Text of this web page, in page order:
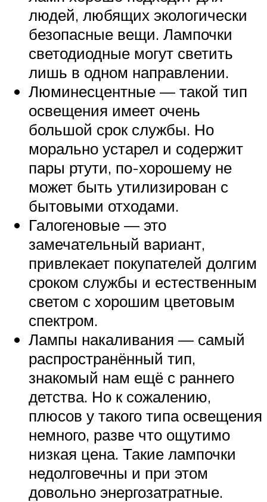
людей, любящих экологически
безопасные вещи. Лампочки
светодиодные могут светить
лишь в одном направлении.
Люминесцентные — такой тип
освещения имеет очень
большой срок службы. Но
морально устарел и содержит
пары ртути, по-хорошему не
может быть утилизирован с
бытовыми отходами.
Галогеновые — это
замечательный вариант,
привлекает покупателей долгим
сроком службы и естественным
светом с хорошим цветовым
спектром.
Лампы накаливания — самый
распространённый тип,
знакомый нам ещё с раннего
детства. Но к сожалению,
плюсов у такого типа освещения
немного, разве что ощутимо
низкая цена. Такие лампочки
недолговечны и при этом
довольно энергозатратные.